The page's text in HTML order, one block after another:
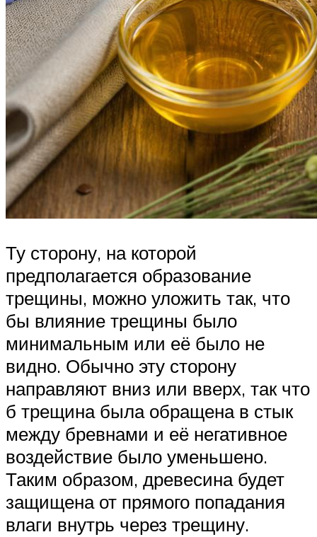
Ту сторону, на которой
предполагается образование
трещины, можно уложить так, что
бы влияние трещины было
минимальным или её было не
видно. Обычно эту сторону
направляют вниз или вверх, так что
б трещина была обращена в стык
между бревнами и её негативное
воздействие было уменьшено.
Таким образом, древесина будет
защищена от прямого попадания
влаги внутрь через трещину.